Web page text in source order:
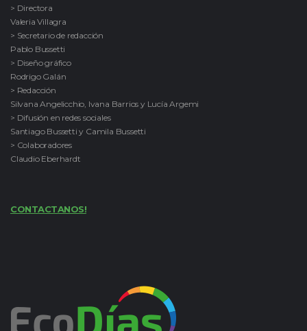
> Directora
Valeria Villagra
> Secretario de redacción
Pablo Bussetti
> Diseño gráfico
Rodrigo Galán
> Redacción
Silvana Angelicchio, Ivana Barrios y Lucía Argemi
> Difusión en redes sociales
Santiago Bussetti y Camila Bussetti
> Colaboradores
Claudio Eberhardt
CONTACTANOS!